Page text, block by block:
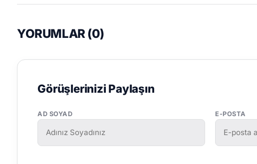
YORUMLAR (0)
Görüşlerinizi Paylaşın
AD SOYAD E-POSTA